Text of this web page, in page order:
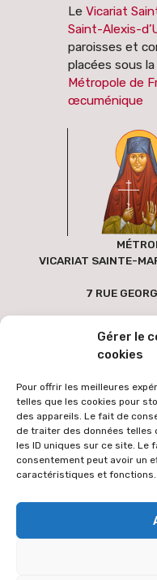
Gérer le
cookies
Pour offrir les meilleures
telles que les cookies pour
des appareils. Le fait de
de traiter des données telles
les ID uniques sur ce site. Le
consentement peut avoir un
caractéristiques et fonctions.
Le Vicariat
Saint-Alexis-
paroisses et
placées sous
Métropole de
œcuménique
VICARIAT SAINTE-
7 RUE
Pour faciliter l'accès au site
des versions étrangères
française. Le texte traduit